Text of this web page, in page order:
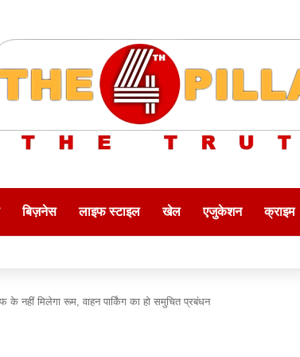
बिज़नेस लाइफ स्टाइल खेल एजुकेशन क्राइम
नहीं मिलेगा रूम, वाहन पार्किंग का हो समुचित प्रबंधन